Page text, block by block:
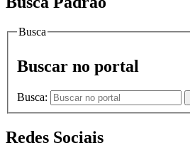
Busca
Buscar no portal
Busca:
Redes Sociais